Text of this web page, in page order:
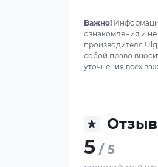
Важно!
ознакомления и
производителя
собой право
уточнения всех
5 / 5